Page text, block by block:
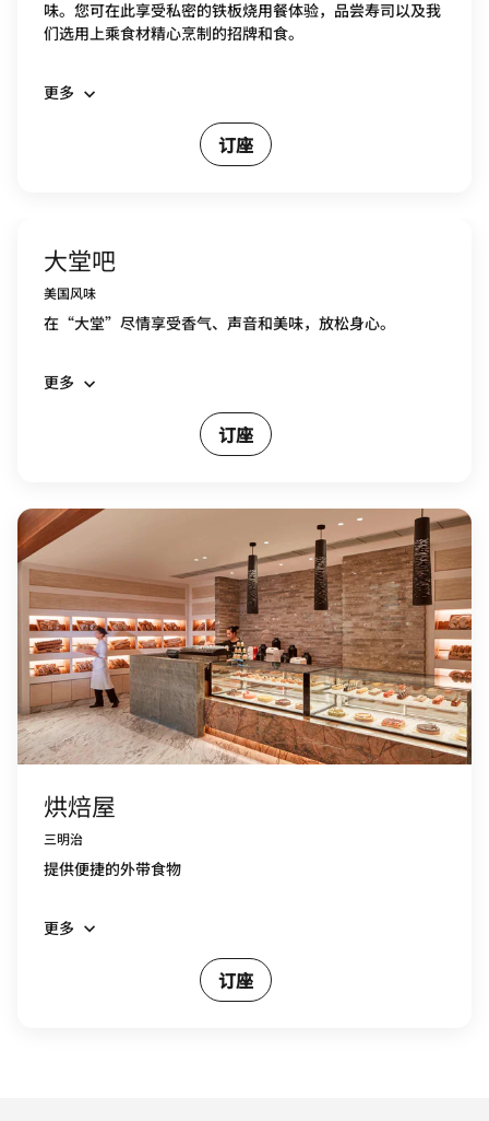
味。您可在此享受私密的铁板烧用餐体验，品尝寿司以及我
们选用上乘食材精心烹制的招牌和食。
更多
订座
大堂吧
美国风味
在“大堂”尽情享受香气、声音和美味，放松身心。
更多
订座
烘焙屋
三明治
提供便捷的外带食物
更多
订座